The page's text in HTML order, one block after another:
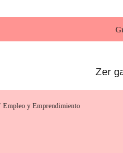
Zer
Empleo y Emprendimiento